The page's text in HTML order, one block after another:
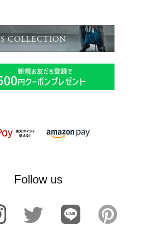
Follow us